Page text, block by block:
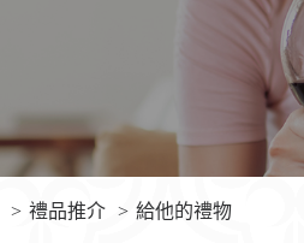
> 禮品推介 > 給他的禮物